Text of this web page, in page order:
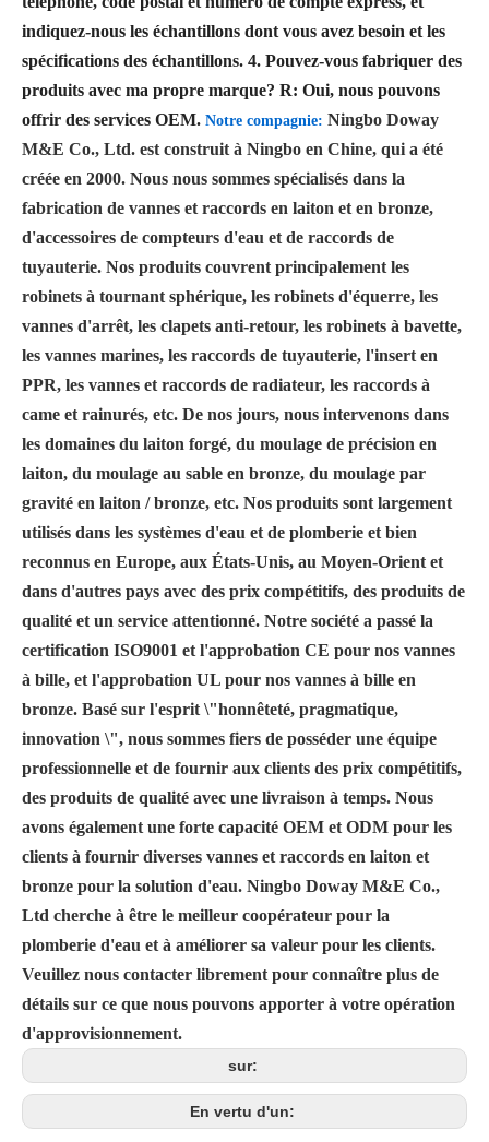
indiquez-nous les échantillons dont vous avez besoin et les
spécifications des échantillons. 4. Pouvez-vous fabriquer des
produits avec ma propre marque? R: Oui, nous pouvons
offrir des services OEM. Notre compagnie: Ningbo Doway
M&E Co., Ltd. est construit à Ningbo en Chine, qui a été
créée en 2000. Nous nous sommes spécialisés dans la
fabrication de vannes et raccords en laiton et en bronze,
d'accessoires de compteurs d'eau et de raccords de
tuyauterie. Nos produits couvrent principalement les
robinets à tournant sphérique, les robinets d'équerre, les
vannes d'arrêt, les clapets anti-retour, les robinets à bavette,
les vannes marines, les raccords de tuyauterie, l'insert en
PPR, les vannes et raccords de radiateur, les raccords à
came et rainurés, etc. De nos jours, nous intervenons dans
les domaines du laiton forgé, du moulage de précision en
laiton, du moulage au sable en bronze, du moulage par
gravité en laiton / bronze, etc. Nos produits sont largement
utilisés dans les systèmes d'eau et de plomberie et bien
reconnus en Europe, aux États-Unis, au Moyen-Orient et
dans d'autres pays avec des prix compétitifs, des produits de
qualité et un service attentionné. Notre société a passé la
certification ISO9001 et l'approbation CE pour nos vannes
à bille, et l'approbation UL pour nos vannes à bille en
bronze. Basé sur l'esprit \"honnêteté, pragmatique,
innovation \", nous sommes fiers de posséder une équipe
professionnelle et de fournir aux clients des prix compétitifs,
des produits de qualité avec une livraison à temps. Nous
avons également une forte capacité OEM et ODM pour les
clients à fournir diverses vannes et raccords en laiton et
bronze pour la solution d'eau. Ningbo Doway M&E Co.,
Ltd cherche à être le meilleur coopérateur pour la
plomberie d'eau et à améliorer sa valeur pour les clients.
Veuillez nous contacter librement pour connaître plus de
détails sur ce que nous pouvons apporter à votre opération
d'approvisionnement.
sur:
En vertu d'un: